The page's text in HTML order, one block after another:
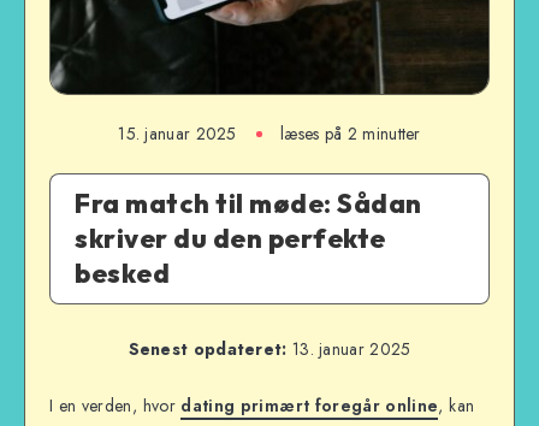
15. januar 2025 læses på 2 minutter
Fra match til møde: Sådan
skriver du den perfekte
besked
Senest opdateret: 13. januar 2025
I en verden, hvor dating primært foregår online, kan